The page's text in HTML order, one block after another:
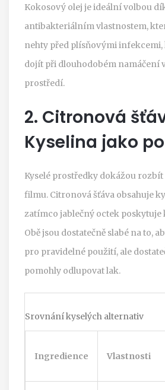
Kokosový olej je ideální volbou
antibakteriálním vlastnostem,
nehty před plísňovými
dojít při dlouhodobém namáčení
prostředí.
2. Citronová
Kyselina jako
Kyselé prostředky dokážou
filmu. Citronová šťáva obsahuje
zatímco jablečný octek poskytuje
Obě jsou dostatečně slabé na to,
pro pravidelné použití, ale
pomohly odlupovat lak.
Srovnání kyselých alternativ
Ingredience Vlastnosti